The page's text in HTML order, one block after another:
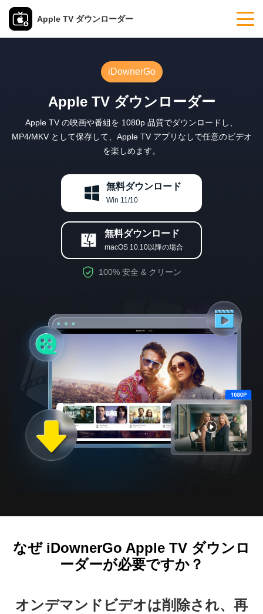
Apple TV ダウンローダー
iDownerGo
Apple TV ダウンローダー
Apple TV の映画や番組を 1080p 品質でダウンロードし、
MP4/MKV として保存して、Apple TV アプリなしで任意のビデオ
を楽しめます。
無料ダウンロード
Win 11/10
無料ダウンロード
macOS 10.10以降の場合
100% 安全 & クリーン
なぜ iDownerGo Apple TV ダウンロ
ーダーが必要ですか？
オンデマンドビデオは削除され、再